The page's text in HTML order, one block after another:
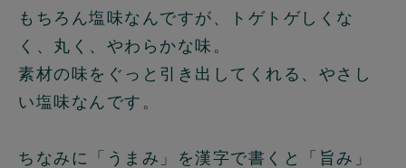
もちろん塩味なんですが、トゲトゲしくな
く、丸く、やわらかな味。
素材の味をぐっと引き出してくれる、やさし
い塩味なんです。
ちなみに「うまみ」を漢字で書くと「旨み」